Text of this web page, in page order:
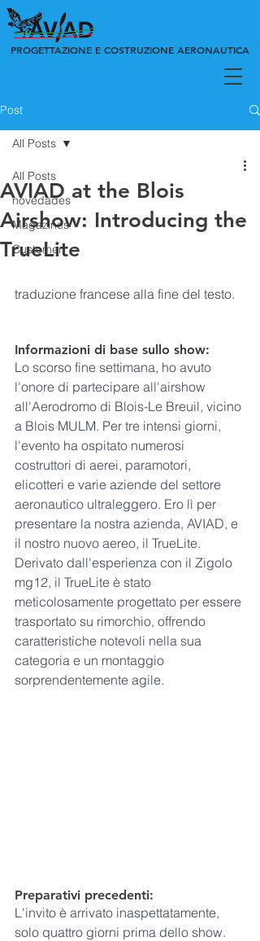
PROGETTAZIONE E COSTRUZIONE AERONAUTICA
Post
All Posts
novedades
Magazines
Customer
All Posts
AVIAD at the Blois
Airshow: Introducing the
TrueLite
traduzione francese alla fine del testo.
Informazioni di base sullo show:
Lo scorso fine settimana, ho avuto
l'onore di partecipare all'airshow
all'Aerodromo di Blois-Le Breuil, vicino
a Blois MULM. Per tre intensi giorni,
l'evento ha ospitato numerosi
costruttori di aerei, paramotori,
elicotteri e varie aziende del settore
aeronautico ultraleggero. Ero lì per
presentare la nostra azienda, AVIAD, e
il nostro nuovo aereo, il TrueLite.
Derivato dall'esperienza con il Zigolo
mg12, il TrueLite è stato
meticolosamente progettato per essere
trasportato su rimorchio, offrendo
caratteristiche notevoli nella sua
categoria e un montaggio
sorprendentemente agile.
Preparativi precedenti:
L'invito è arrivato inaspettatamente,
solo quattro giorni prima dello show.